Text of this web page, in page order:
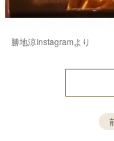
勝地涼Instagramより